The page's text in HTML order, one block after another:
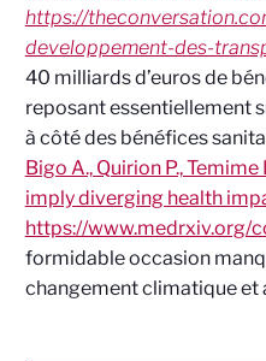
https://
developpement-des-
40 milliards d’euros de
reposant essentiellement
à côté des bénéfices
Bigo A., Quirion P.,
imply diverging health
https://www.medrxiv.org/
formidable occasion
changement climatique et